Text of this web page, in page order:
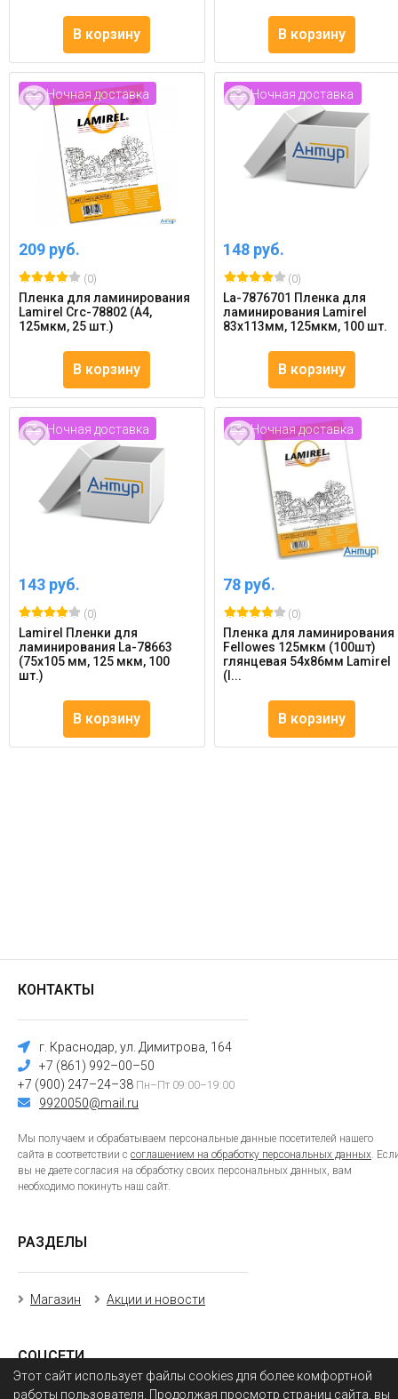
Этот сайт использует файлы cookies для более комфортной
работы пользователя. Продолжая просмотр страниц сайта, вы
В корзину В корзину
Ночная доставка
209 руб.
(0)
Пленка для ламинирования
Lamirel Crc-78802 (А4,
125мкм, 25 шт.)
В корзину
Ночная доставка
148 руб.
(0)
La-7876701 Пленка для
ламинирования Lamirel
83х113мм, 125мкм, 100 шт.
В корзину
Ночная доставка
143 руб.
(0)
Lamirel Пленки для
ламинирования La-78663
(75х105 мм, 125 мкм, 100
шт.)
В корзину
Ночная доставка
78 руб.
(0)
Пленка для ламинирования
Fellowes 125мкм (100шт)
глянцевая 54x86мм Lamirel
(l...
В корзину
КОНТАКТЫ
г. Краснодар, ул. Димитрова, 164
+7 (861) 992–00–50
+7 (900) 247–24–38 Пн–Пт 09:00–19:00
9920050@mail.ru
Мы получаем и обрабатываем персональные данные посетителей нашего
сайта в соответствии с соглашением на обработку персональных данных.
вы не даете согласия на обработку своих персональных данных, вам
необходимо покинуть наш сайт.
РАЗДЕЛЫ
Магазин Акции и новости
СОЦСЕТИ